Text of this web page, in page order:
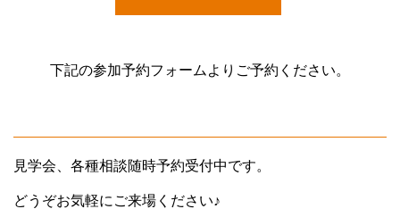
下記の参加予約フォームよりご予約ください。
見学会、各種相談随時予約受付中です。
どうぞお気軽にご来場ください♪